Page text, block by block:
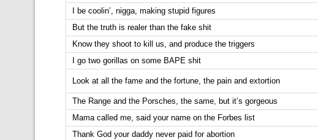
I be coolin’, nigga, making stupid figures
But the truth is realer than the fake shit
Know they shoot to kill us, and produce the triggers
I go two gorillas on some BAPE shit
Look at all the fame and the fortune, the pain and extortion
The Range and the Porsches, the same, but it’s gorgeous
Mama called me, said your name on the Forbes list
Thank God your daddy never paid for abortion